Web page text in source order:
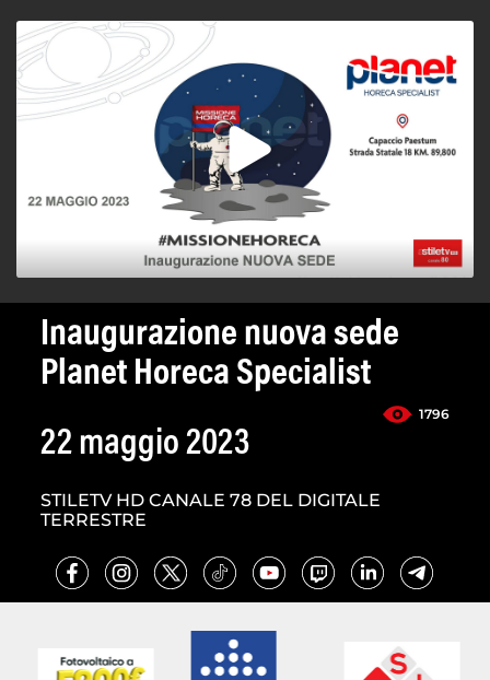
Inaugurazione nuova sede
Planet Horeca Specialist
1796
22 maggio 2023
STILETV HD CANALE 78 DEL DIGITALE
TERRESTRE